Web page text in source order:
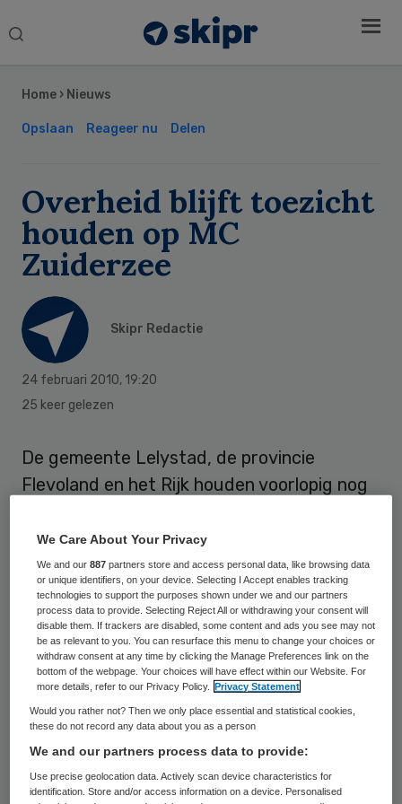
Search
Home › Nieuws
Opslaan Reageer nu Delen
Overheid blijft toezicht
houden op MC
Zuiderzee
Skipr Redactie
24 februari 2010, 19:20
25 keer gelezen
De gemeente Lelystad, de provincie
Flevoland en het Rijk houden voorlopig nog
Lelystad. Dat maakte een woordvoerder
van de gemeente Lelystad woensdag
bekend.
Vinger aan de pols
Het voormalige IJsselmeerziekenhuis stond
een jaar geleden aan de rand van
faillissement, maar werd mededoor
overheidssteun gered. Gedurende de
Sidebar
We Care About Your Privacy
We and our887 partners store and access personal data, like browsing data
or unique identifiers, on your device. Selecting I Accept enables tracking
technologies to support the purposes shown under we and our partners
process data to provide. Selecting Reject All or withdrawing your consent will
disable them. If trackers are disabled, some content and ads you see may not
be as relevant to you. You can resurface this menu to change your choices or
withdraw consent at any time by clicking the Manage Preferences link on the
bottom of the webpage. Your choices will have effect within our Website. For
more details, refer to our Privacy Policy.
Privacy Statement
Would you rather not? Then we only place essential and statistical cookies,
these do not record any data about you as a person
We and our partners process data to provide:
Use precise geolocation data. Actively scan device characteristics for
identification. Store and/or access information on a device. Personalised